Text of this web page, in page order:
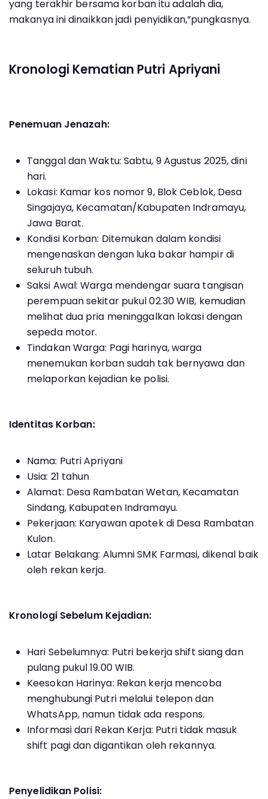
yang terakhir bersama korban itu adalah dia,
makanya ini dinaikkan jadi penyidikan,”pungkasnya.
Kronologi Kematian Putri Apriyani
Penemuan Jenazah:
Tanggal dan Waktu: Sabtu, 9 Agustus 2025, dini
hari.
Lokasi: Kamar kos nomor 9, Blok Ceblok, Desa
Singajaya, Kecamatan/Kabupaten Indramayu,
Jawa Barat.
Kondisi Korban: Ditemukan dalam kondisi
mengenaskan dengan luka bakar hampir di
seluruh tubuh.
Saksi Awal: Warga mendengar suara tangisan
perempuan sekitar pukul 02.30 WIB, kemudian
melihat dua pria meninggalkan lokasi dengan
sepeda motor.
Tindakan Warga: Pagi harinya, warga
menemukan korban sudah tak bernyawa dan
melaporkan kejadian ke polisi.
Identitas Korban:
Nama: Putri Apriyani
Usia: 21 tahun
Alamat: Desa Rambatan Wetan, Kecamatan
Sindang, Kabupaten Indramayu.
Pekerjaan: Karyawan apotek di Desa Rambatan
Kulon.
Latar Belakang: Alumni SMK Farmasi, dikenal baik
oleh rekan kerja.
Kronologi Sebelum Kejadian:
Hari Sebelumnya: Putri bekerja shift siang dan
pulang pukul 19.00 WIB.
Keesokan Harinya: Rekan kerja mencoba
menghubungi Putri melalui telepon dan
WhatsApp, namun tidak ada respons.
Informasi dari Rekan Kerja: Putri tidak masuk
shift pagi dan digantikan oleh rekannya.
Penyelidikan Polisi: